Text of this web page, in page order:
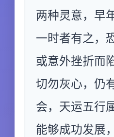
两种灵意，早
一时者有之，
或意外挫折而
切勿灰心，仍
会，天运五行
能够成功发展